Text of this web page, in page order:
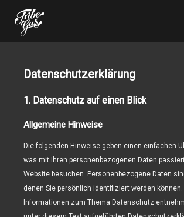
Datenschutzerklärung
1. Datenschutz auf einen Blick
Allgemeine Hinweise
Die folgenden Hinweise geben einen einfachen
was mit Ihren personenbezogenen Daten
Website besuchen. Personenbezogene Daten
denen Sie persönlich identifiziert werden
Informationen zum Thema Datenschutz